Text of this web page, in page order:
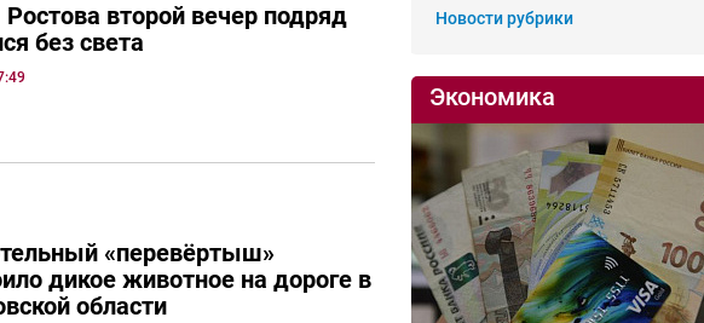
второй вечер подряд
без света
«перевёртыш»
дикое животное на дороге в
области
Новости рубрики
Экономика